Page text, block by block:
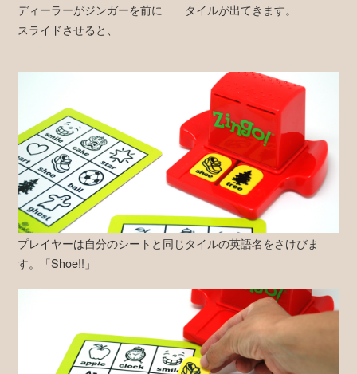
ディーラーがジンガーを前に
スライドさせると、
タイルが出てきます。
プレイヤーは自分のシートと同じタイルの英語名をさけびま
す。「Shoe!!」